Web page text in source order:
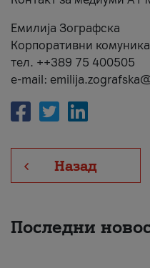
Емилија Зографска
Корпоративни
тел. ++389 75 400505
e-mail:
Назад
Последни